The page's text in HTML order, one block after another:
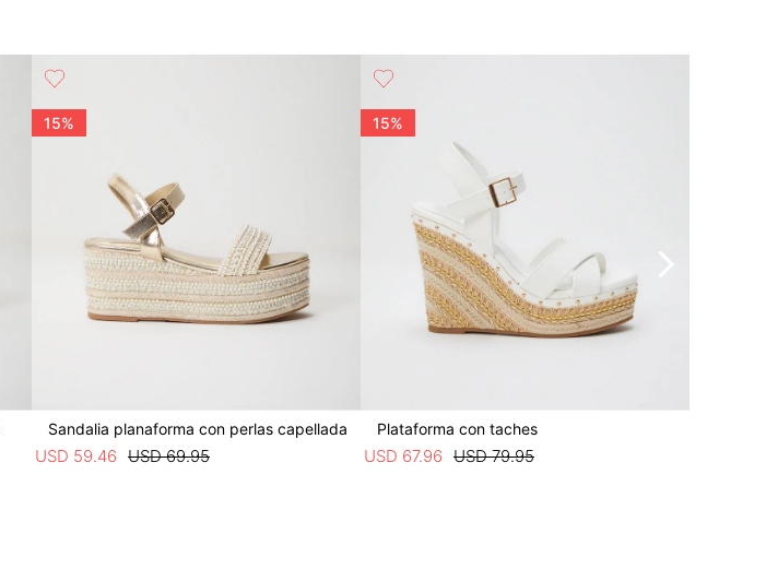
15%
Sandalia planaforma con perlas capellada
USD 69.95
USD 59.46
15%
Plataforma con taches
USD 79.95
USD 67.96